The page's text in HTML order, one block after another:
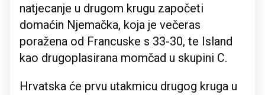
natjecanje u drugom krugu započeti
domaćin Njemačka, koja je večeras
poražena od Francuske s 33-30, te Island
kao drugoplasirana momčad u skupini C.
Hrvatska će prvu utakmicu drugog kruga u